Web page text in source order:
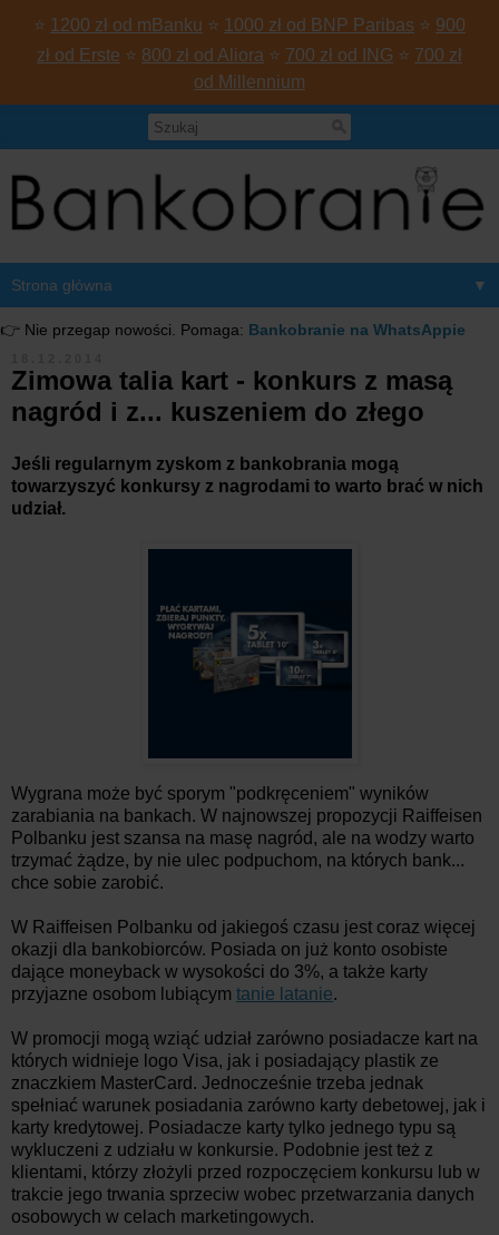
⭐ 1200 zł od mBanku ⭐ 1000 zł od BNP Paribas ⭐ 900
zł od Erste ⭐ 800 zł od Aliora ⭐ 700 zł od ING ⭐ 700 zł
od Millennium
▼
👉 Nie przegap nowości. Pomaga: Bankobranie na WhatsAppie
Zimowa talia kart - konkurs z masą
nagród i z... kuszeniem do złego
Jeśli regularnym zyskom z bankobrania mogą
towarzyszyć konkursy z nagrodami to warto brać w nich
udział.
Wygrana może być sporym "podkręceniem" wyników
zarabiania na bankach. W najnowszej propozycji Raiffeisen
Polbanku jest szansa na masę nagród, ale na wodzy warto
trzymać żądze, by nie ulec podpuchom, na których bank...
chce sobie zarobić.
W Raiffeisen Polbanku od jakiegoś czasu jest coraz więcej
okazji dla bankobiorców. Posiada on już konto osobiste
dające moneyback w wysokości do 3%, a także karty
przyjazne osobom lubiącym tanie latanie.
W promocji mogą wziąć udział zarówno posiadacze kart na
których widnieje logo Visa, jak i posiadający plastik ze
znaczkiem MasterCard. Jednocześnie trzeba jednak
spełniać warunek posiadania zarówno karty debetowej, jak i
karty kredytowej. Posiadacze karty tylko jednego typu są
wykluczeni z udziału w konkursie. Podobnie jest też z
klientami, którzy złożyli przed rozpoczęciem konkursu lub w
trakcie jego trwania sprzeciw wobec przetwarzania danych
osobowych w celach marketingowych.